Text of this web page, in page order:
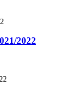
2022